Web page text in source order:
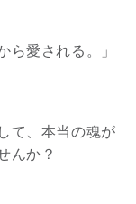
ら愛される。」
て、本当の魂が
んか？